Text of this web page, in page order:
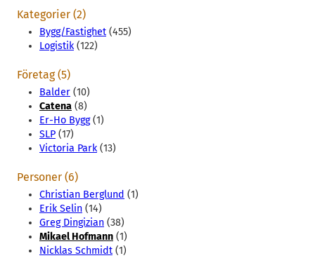
Kategorier (2)
Bygg/Fastighet (455)
Logistik(122)
Företag (5)
Balder (10)
Catena (8)
Er-Ho Bygg(1)
SLP (17)
Victoria Park(13)
Personer (6)
Christian Berglund (1)
Erik Selin (14)
Greg Dingizian (38)
Mikael Hofmann (1)
Nicklas Schmidt (1)